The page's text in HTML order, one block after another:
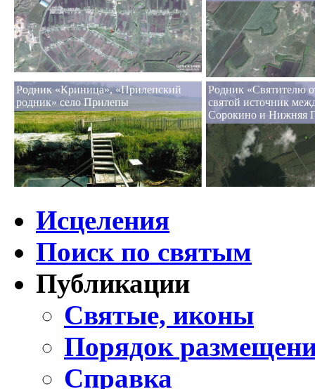
Родник «Криница», «Прилепский
родник» село Прилепы
Родник «Святителю
святой источник
Сорокино и Нижняя
Исцеления
Поиск по святым
Публикации
Святые, иконы
Порядок
Справка